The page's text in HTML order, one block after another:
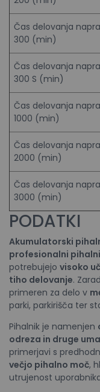
Čas delovanja
300 (min)
Čas delovanja
300 S (min)
Čas delovanja
1000 (min)
Čas delovanja
2000 (min)
Čas delovanja
3000 (min)
PODATKI
Akumulatorski
profesionalni
potrebujejo visoko
tiho delovanje.
primeren za delo v
parki, parkirišča ter
Pihalnik je namenjen
odreza in druge
primerjavi s
večjo pihalno moč,
utrujenost